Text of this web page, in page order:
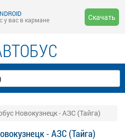
у вас в кармане
Скачать
Новокузнецк - АЗС (Тайга)
- АЗС (Тайга)